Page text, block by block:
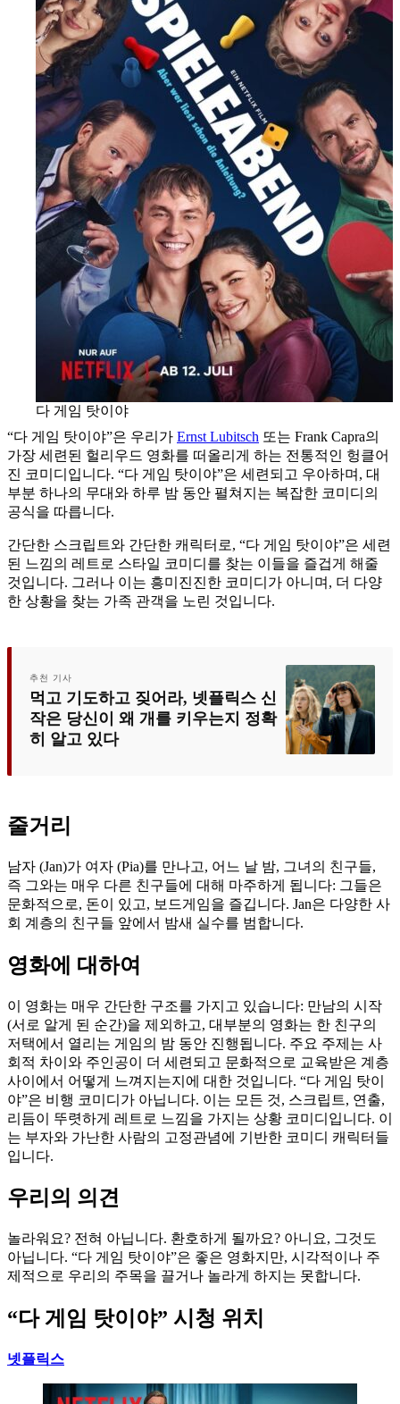
다 게임 탓이야
“다 게임 탓이야”은 우리가 Ernst Lubitsch 또는 Frank Capra의
가장 세련된 헐리우드 영화를 떠올리게 하는 전통적인 헝클어
진 코미디입니다. “다 게임 탓이야”은 세련되고 우아하며, 대
부분 하나의 무대와 하루 밤 동안 펼쳐지는 복잡한 코미디의
공식을 따릅니다.
간단한 스크립트와 간단한 캐릭터로, “다 게임 탓이야”은 세련
된 느낌의 레트로 스타일 코미디를 찾는 이들을 즐겁게 해줄
것입니다. 그러나 이는 흥미진진한 코미디가 아니며, 더 다양
한 상황을 찾는 가족 관객을 노린 것입니다.
추천 기사
먹고 기도하고 짖어라, 넷플릭스 신
작은 당신이 왜 개를 키우는지 정확
히 알고 있다
줄거리
남자 (Jan)가 여자 (Pia)를 만나고, 어느 날 밤, 그녀의 친구들,
즉 그와는 매우 다른 친구들에 대해 마주하게 됩니다: 그들은
문화적으로, 돈이 있고, 보드게임을 즐깁니다. Jan은 다양한 사
회 계층의 친구들 앞에서 밤새 실수를 범합니다.
영화에 대하여
이 영화는 매우 간단한 구조를 가지고 있습니다: 만남의 시작
(서로 알게 된 순간)을 제외하고, 대부분의 영화는 한 친구의
저택에서 열리는 게임의 밤 동안 진행됩니다. 주요 주제는 사
회적 차이와 주인공이 더 세련되고 문화적으로 교육받은 계층
사이에서 어떻게 느껴지는지에 대한 것입니다. “다 게임 탓이
야”은 비행 코미디가 아닙니다. 이는 모든 것, 스크립트, 연출,
리듬이 뚜렷하게 레트로 느낌을 가지는 상황 코미디입니다. 이
는 부자와 가난한 사람의 고정관념에 기반한 코미디 캐릭터들
입니다.
우리의 의견
놀라워요? 전혀 아닙니다. 환호하게 될까요? 아니요, 그것도
아닙니다. “다 게임 탓이야”은 좋은 영화지만, 시각적이나 주
제적으로 우리의 주목을 끌거나 놀라게 하지는 못합니다.
“다 게임 탓이야” 시청 위치
넷플릭스